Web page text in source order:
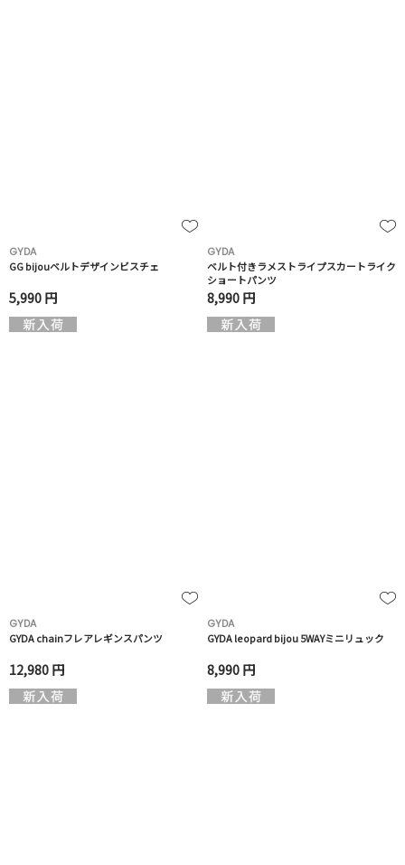
GYDA
GG bijouベルトデザインビスチェ
5,990 円
GYDA
ベルト付きラメストライプスカートライク
ショートパンツ
8,990 円
GYDA
GYDA chainフレアレギンスパンツ
12,980 円
GYDA
GYDA leopard bijou 5WAYミニリュック
8,990 円